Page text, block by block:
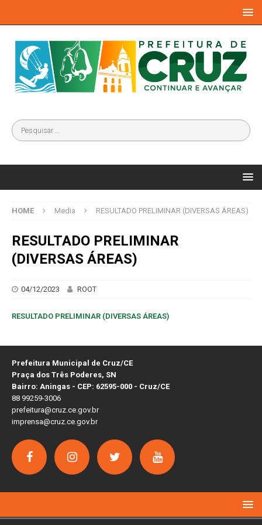
HOME Media RESULTADO PRELIMINAR (DIVERSAS ÁREAS)
RESULTADO PRELIMINAR
(DIVERSAS ÁREAS)
04/12/2023 ROOT
RESULTADO PRELIMINAR (DIVERSAS ÁREAS)
Prefeitura Municipal de Cruz/CE
Praça dos Três Poderes, SN
Bairro: Aningas - CEP: 62595-000 - Cruz/CE
88 99259-3006
prefeitura@cruz.ce.gov.br
imprensa@cruz.ce.gov.br